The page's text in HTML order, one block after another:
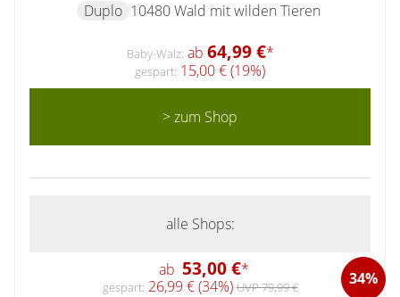
Duplo 10480 Wald mit wilden Tieren
Baby-Walz: ab 64,99 €*
gespart: 15,00 € (19%)
> zum Shop
alle Shops:
ab 53,00 €* 34%
gespart: 26,99 € (34%)UVP 79,99 €